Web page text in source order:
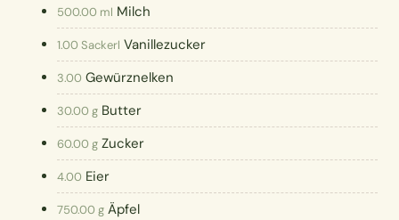
500.00 ml Milch
1.00 Sackerl Vanillezucker
3.00 Gewürznelken
30.00 g Butter
60.00 g Zucker
4.00 Eier
750.00 g Äpfel